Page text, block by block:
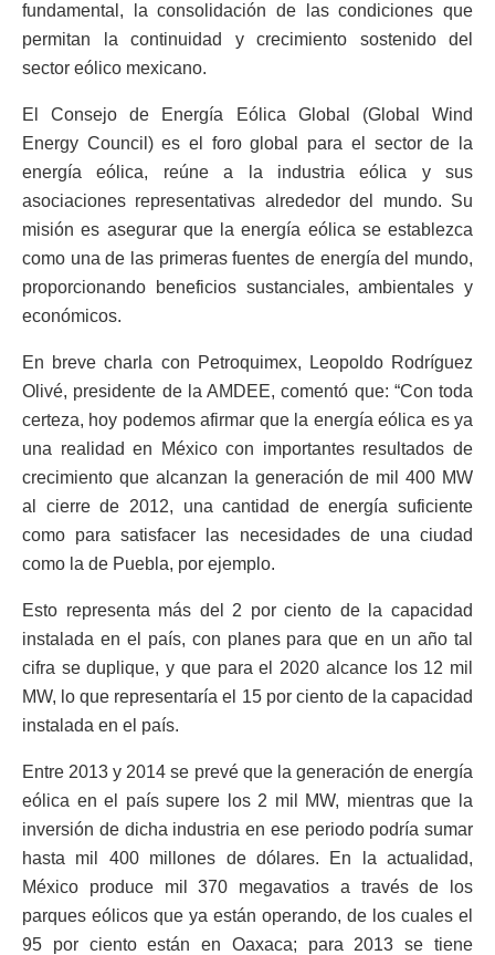
fundamental, la consolidación de las condiciones que
permitan la continuidad y crecimiento sostenido del
sector eólico mexicano.
El Consejo de Energía Eólica Global (Global Wind
Energy Council) es el foro global para el sector de la
energía eólica, reúne a la industria eólica y sus
asociaciones representativas alrededor del mundo. Su
misión es asegurar que la energía eólica se establezca
como una de las primeras fuentes de energía del mundo,
proporcionando beneficios sustanciales, ambientales y
económicos.
En breve charla con Petroquimex, Leopoldo Rodríguez
Olivé, presidente de la AMDEE, comentó que: “Con toda
certeza, hoy podemos afirmar que la energía eólica es ya
una realidad en México con importantes resultados de
crecimiento que alcanzan la generación de mil 400 MW
al cierre de 2012, una cantidad de energía suficiente
como para satisfacer las necesidades de una ciudad
como la de Puebla, por ejemplo.
Esto representa más del 2 por ciento de la capacidad
instalada en el país, con planes para que en un año tal
cifra se duplique, y que para el 2020 alcance los 12 mil
MW, lo que representaría el 15 por ciento de la capacidad
instalada en el país.
Entre 2013 y 2014 se prevé que la generación de energía
eólica en el país supere los 2 mil MW, mientras que la
inversión de dicha industria en ese periodo podría sumar
hasta mil 400 millones de dólares. En la actualidad,
México produce mil 370 megavatios a través de los
parques eólicos que ya están operando, de los cuales el
95 por ciento están en Oaxaca; para 2013 se tiene